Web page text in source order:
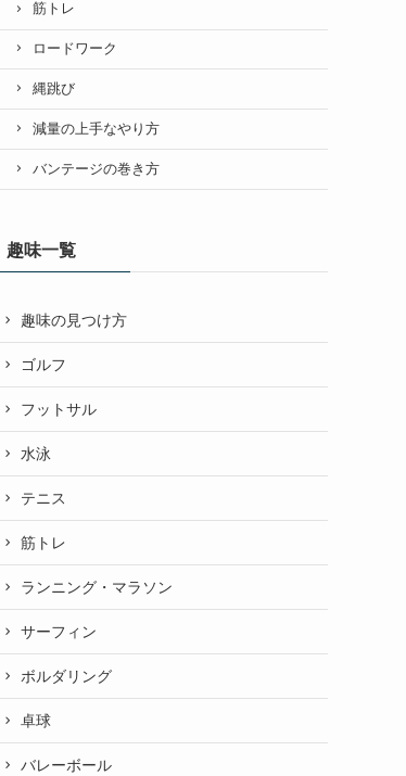
筋トレ
ロードワーク
縄跳び
減量の上手なやり方
バンテージの巻き方
趣味一覧
趣味の見つけ方
ゴルフ
フットサル
水泳
テニス
筋トレ
ランニング・マラソン
サーフィン
ボルダリング
卓球
バレーボール